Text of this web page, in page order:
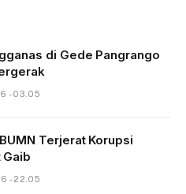
di Gede Pangrango
- 03.05
Terjerat Korupsi
Gaib
- 22.05